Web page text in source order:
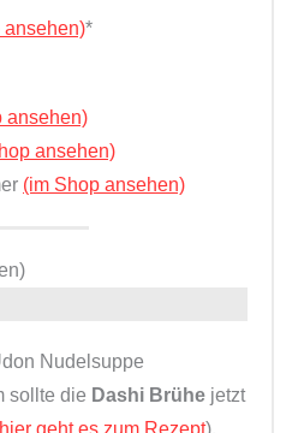
ansehen)*
ansehen)
ansehen)
(im Shop ansehen)
Nudelsuppe
sollte die Dashi Brühe jetzt
hier geht es zum Rezept).